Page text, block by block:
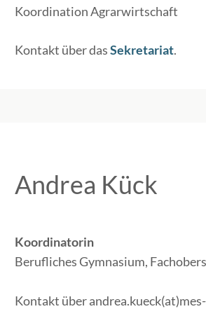
Koordination Agrarwirtschaft
Kontakt über dasSekretariat.
Andrea Kück
Koordinatorin
Berufliches Gymnasium,
Kontakt über